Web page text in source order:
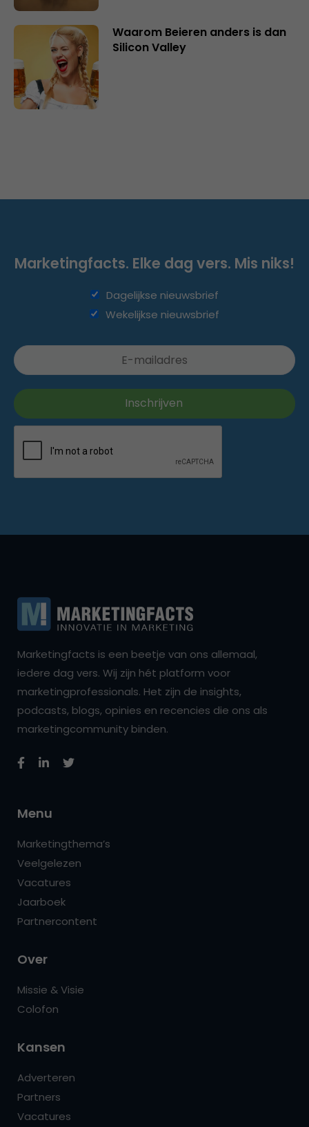
Waarom Beieren anders is dan
Silicon Valley
Marketingfacts. Elke dag vers. Mis niks!
Dagelijkse nieuwsbrief
Wekelijkse nieuwsbrief
Marketingfacts is een beetje van ons allemaal,
iedere dag vers. Wij zijn hét platform voor
marketingprofessionals. Het zijn de insights,
podcasts, blogs, opinies en recencies die ons als
marketingcommunity binden.
Menu
Marketingthema’s
Veelgelezen
Vacatures
Jaarboek
Partnercontent
Over
Missie & Visie
Colofon
Kansen
Adverteren
Partners
Vacatures